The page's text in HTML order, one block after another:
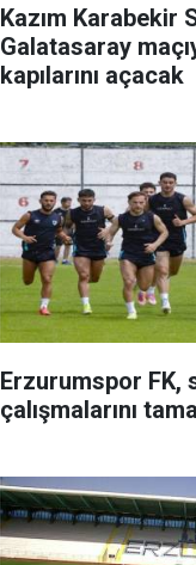
Kazım Karabekir
Galatasaray
kapılarını açacak
Erzurumspor FK,
çalışmalarını